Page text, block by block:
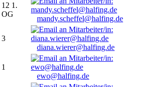
12 1.
OG
mandy.scheffel@halfing.de
3
diana.wierer@halfing.de
1
ewo@halfing.de